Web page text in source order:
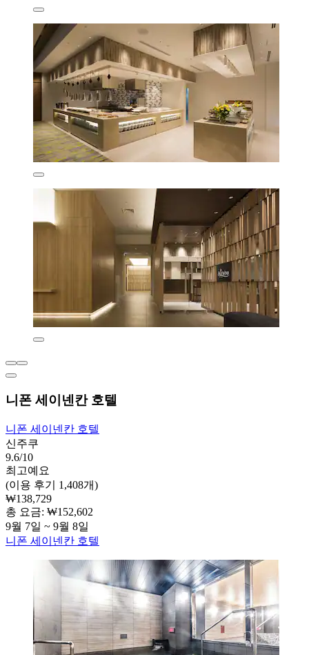
니폰 세이넨칸 호텔
니폰 세이넨칸 호텔
신주쿠
9.6/10
최고예요
(이용 후기 1,408개)
₩138,729
총 요금: ₩152,602
9월 7일 ~ 9월 8일
니폰 세이넨칸 호텔